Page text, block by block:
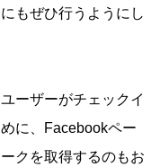
もぜひ行うようにし
ーザーがチェックイ
に、Facebookペー
クを取得するのもお